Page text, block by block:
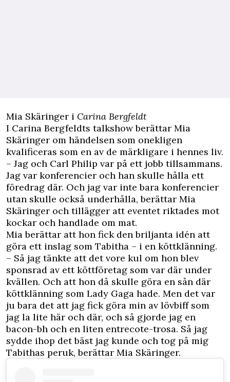
Mia Skäringer i Carina Bergfeldt
I Carina Bergfeldts talkshow berättar Mia
Skäringer om händelsen som onekligen
kvalificeras som en av de märkligare i hennes liv.
– Jag och Carl Philip var på ett jobb tillsammans.
Jag var konferencier och han skulle hålla ett
föredrag där. Och jag var inte bara konferencier
utan skulle också underhålla, berättar Mia
Skäringer och tillägger att eventet riktades mot
kockar och handlade om mat.
Mia berättar att hon fick den briljanta idén att
göra ett inslag som Tabitha – i en köttklänning.
– Så jag tänkte att det vore kul om hon blev
sponsrad av ett köttföretag som var där under
kvällen. Och att hon då skulle göra en sån där
köttklänning som Lady Gaga hade. Men det var
ju bara det att jag fick göra min av lövbiff som
jag la lite här och där, och så gjorde jag en
bacon-bh och en liten entrecote-trosa. Så jag
sydde ihop det bäst jag kunde och tog på mig
Tabithas peruk, berättar Mia Skäringer.